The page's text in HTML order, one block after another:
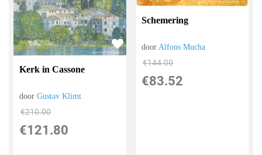
Kerk in Cassone
doorGustav Klimt
€210.00
€121.80
Schemering
door Alfons Mucha
€144.00
€83.52